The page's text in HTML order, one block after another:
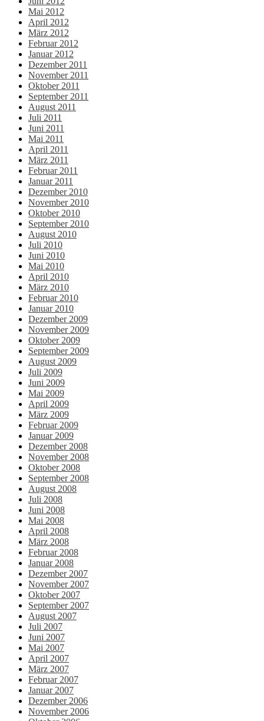
Mai 2012
April 2012
März 2012
Februar 2012
Januar 2012
Dezember 2011
November 2011
Oktober 2011
September 2011
August 2011
Juli 2011
Juni 2011
Mai 2011
April 2011
März 2011
Februar 2011
Januar 2011
Dezember 2010
November 2010
Oktober 2010
September 2010
August 2010
Juli 2010
Juni 2010
Mai 2010
April 2010
März 2010
Februar 2010
Januar 2010
Dezember 2009
November 2009
Oktober 2009
September 2009
August 2009
Juli 2009
Juni 2009
Mai 2009
April 2009
März 2009
Februar 2009
Januar 2009
Dezember 2008
November 2008
Oktober 2008
September 2008
August 2008
Juli 2008
Juni 2008
Mai 2008
April 2008
März 2008
Februar 2008
Januar 2008
Dezember 2007
November 2007
Oktober 2007
September 2007
August 2007
Juli 2007
Juni 2007
Mai 2007
April 2007
März 2007
Februar 2007
Januar 2007
Dezember 2006
November 2006